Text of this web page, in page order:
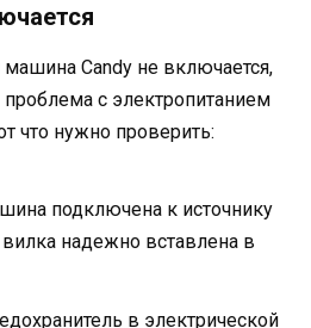
Candy не включается,
с электропитанием
что нужно проверить:
подключена к источнику
вилка надежно вставлена в
в электрической